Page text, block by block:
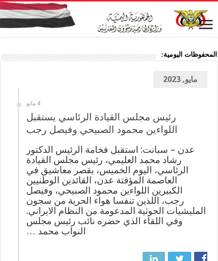
المحفوظات اليومية:
مايو, 2023
4 مايو
رئيس مجلس القيادة الرئاسي يستقبل
اللواءين محمود الصبيحي وفيصل رجب
عدن – سبانت: استقبل فخامة الرئيس الدكتور
رشاد محمد العليمي، رئيس مجلس القيادة
الرئاسي، اليوم الخميس، بقصر معاشيق في
العاصمة المؤقتة عدن، القائدين الوطنيين
الكبيرين اللواءين محمود الصبيحي، وفيصل
رجب، اللذين تنفسا هواء الحرية من سجون
المليشيات الحوثية المدعومة من النظام الايراني.
وفي اللقاء الذي حضره نائب رئيس مجلس
النواب محمد …